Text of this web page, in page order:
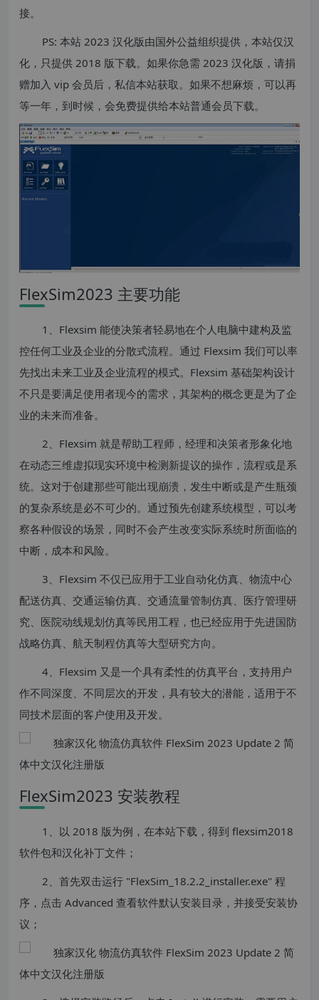
接。
PS: 本站 2023 汉化版由国外公益组织提供，本站仅汉
化，只提供 2018 版下载。如果你急需 2023 汉化版，请捐
赠加入 vip 会员后，私信本站获取。如果不想麻烦，可以再
等一年，到时候，会免费提供给本站普通会员下载。
FlexSim2023 主要功能
1、Flexsim 能使决策者轻易地在个人电脑中建构及监
控任何工业及企业的分散式流程。通过 Flexsim 我们可以率
先找出未来工业及企业流程的模式。Flexsim 基础架构设计
不只是要满足使用者现今的需求，其架构的概念更是为了企
业的未来而准备。
2、Flexsim 就是帮助工程师，经理和决策者形象化地
在动态三维虚拟现实环境中检测新提议的操作，流程或是系
统。这对于创建那些可能出现崩溃，发生中断或是产生瓶颈
的复杂系统是必不可少的。通过预先创建系统模型，可以考
察各种假设的场景，同时不会产生改变实际系统时所面临的
中断，成本和风险。
3、Flexsim 不仅已应用于工业自动化仿真、物流中心
配送仿真、交通运输仿真、交通流量管制仿真、医疗管理研
究、医院动线规划仿真等民用工程，也已经应用于先进国防
战略仿真、航天制程仿真等大型研究方向。
4、Flexsim 又是一个具有柔性的仿真平台，支持用户
作不同深度、不同层次的开发，具有较大的潜能，适用于不
同技术层面的客户使用及开发。
FlexSim2023 安装教程
1、以 2018 版为例，在本站下载，得到 flexsim2018
软件包和汉化补丁文件；
2、首先双击运行 "FlexSim_18.2.2_installer.exe" 程
序，点击 Advanced 查看软件默认安装目录，并接受安装协
议；